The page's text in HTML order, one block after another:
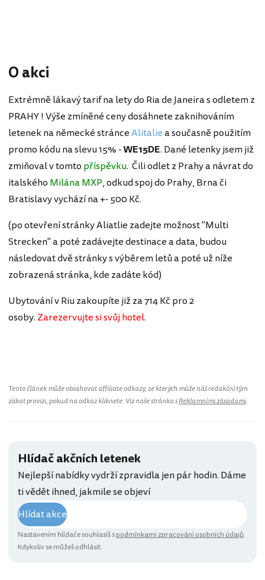
O akci
Extrémně lákavý tarif na lety do Ria de Janeira s odletem z
PRAHY ! Výše zmíněné ceny dosáhnete zaknihováním
letenek na německé stránceAlitaliea současně použitím
promo kódu na slevu 15% -WE15DE. Dané letenky jsem již
zmiňoval v tomto příspěvku. Čili odlet z Prahy a návrat do
italského Milána MXP, odkud spoj do Prahy, Brna či
Bratislavy vychází na +- 500 Kč.
(po otevření stránky Aliatlie zadejte možnost "Multi
Strecken" a poté zadávejte destinace a data, budou
následovat dvě stránky s výběrem letů a poté už níže
zobrazená stránka, kde zadáte kód)
Ubytování v Riu zakoupíte již za 714 Kč pro 2
osoby. Zarezervujte si svůj hotel.
Tento článek může obsahovat affiliate odkazy, ze kterých může náš redakční tým
získat provizi, pokud na odkaz kliknete. Viz naše stránka sReklamními zásadami.
Hlídač akčních letenek
Nejlepší nabídky vydrží zpravidla jen pár hodin. Dáme
ti vědět ihned, jakmile se objeví
Hlídat akce
Nastavením hlídače souhlasíš spodmínkami zpracování osobních údajů.
Kdykoliv se můžeš odhlásit.